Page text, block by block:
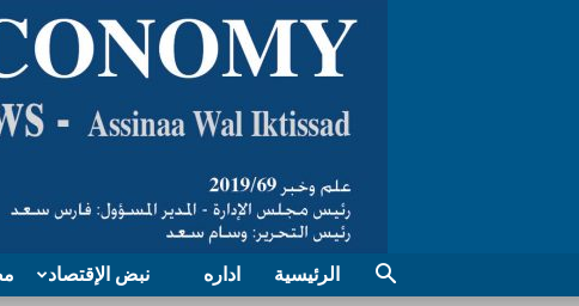
نبض الإقتصاد اداره الرئيسية